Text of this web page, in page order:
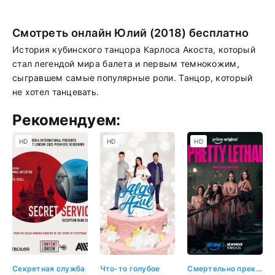
Смотреть онлайн Юлий (2018) бесплатно
История кубинского танцора Карлоса Акоста, который
стал легендой мира балета и первым темнокожим,
сыгравшем самые популярные роли. Танцор, который
не хотел танцевать.
Рекомендуем:
Секретная служба
HD
Что-то голубое
HD
Смертельно прекрасна
HD